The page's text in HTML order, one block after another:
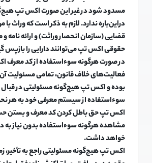
مسدود شود در غیر این صورت اکس تپ
دراین‌باره ندارد. لازم به ذکر است که وراث با
قضایی (سازمان انحصار وراثت) و ارائه نامه
حقوقی اکس تپ می‌توانند دارایی را بازپس
در صورت هرگونه سوءاستفاده از کد معرف
فعالیت‌های خلاف قانون، تمامی مسئولیت آن
بوده و اکس تپ هیچ‌گونه مسئولیتی در
سوءاستفاده از سیستم معرفی خود به هر
اکس تپ حق باطل کردن کد معرف و بستن
مشاهده هرگونه سوءاستفاده بدون نیاز به
خواهد داشت.
اکس تپ هیچ‌گونه مسئولیتی راجع به تأخیر،